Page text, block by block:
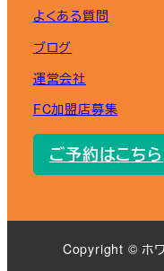
よくある質問
ブログ
運営会社
FC加盟店募集
ご予約はこちら
Copyright ©︎ ホ